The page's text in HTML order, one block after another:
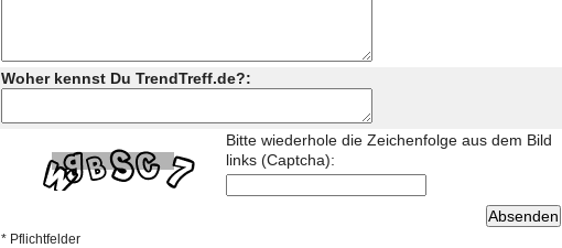
Woher kennst Du TrendTreff.de?:
Bitte wiederhole die Zeichenfolge aus dem Bild
links (Captcha):
* Pflichtfelder